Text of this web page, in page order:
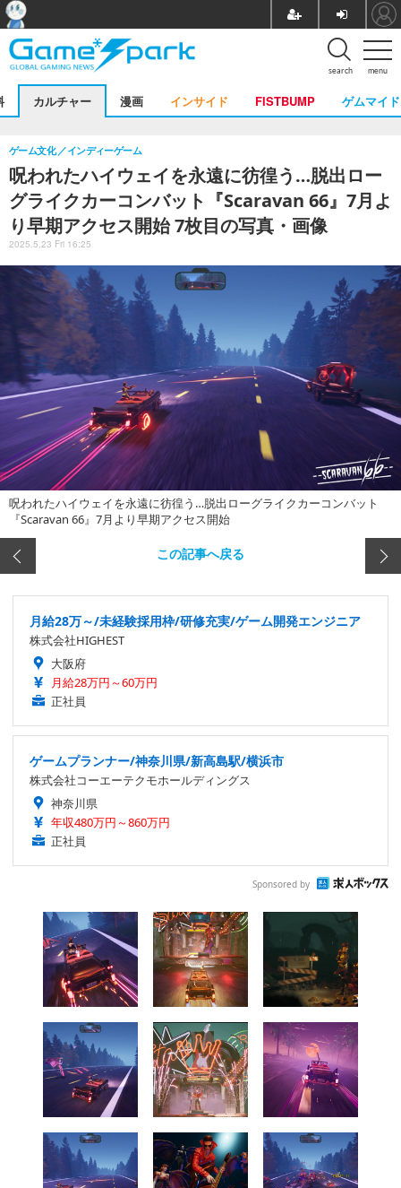
menu
search
カルチャー 漫画 インサイド FISTBUMP ゲムマイド
呪われたハイウェイを永遠に彷徨う…脱出ロー
グライクカーコンバット『Scaravan 66』7月よ
り早期アクセス開始 7枚目の写真・画像
ゲーム文化 インディーゲーム
2025.5.23 Fri 16:25
呪われたハイウェイを永遠に彷徨う…脱出ローグライクカーコンバット
『Scaravan 66』7月より早期アクセス開始
この記事へ戻る
月給28万～/未経験採用枠/研修充実/ゲーム開発エンジニア
株式会社HIGHEST
大阪府
月給28万円～60万円
正社員
ゲームプランナー/神奈川県/新高島駅/横浜市
株式会社コーエーテクモホールディングス
神奈川県
年収480万円～860万円
正社員
Sponsored by